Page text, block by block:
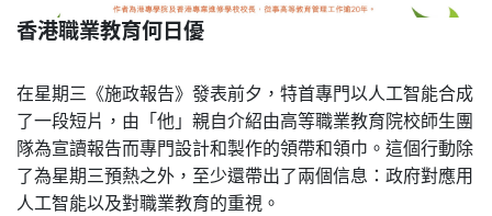
香港職業教育何日優
在星期三《施政報告》發表前夕，特首專門以人工智能合成
了一段短片，由「他」親自介紹由高等職業教育院校師生團
隊為宣讀報告而專門設計和製作的領帶和領巾。這個行動除
了為星期三預熱之外，至少還帶出了兩個信息：政府對應用
人工智能以及對職業教育的重視。